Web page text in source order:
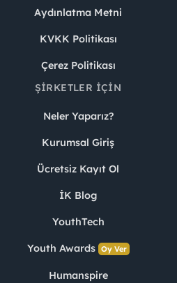
Aydınlatma Metni
KVKK Politikası
Çerez Politikası
ŞIRKETLER İÇIN
Neler Yaparız?
Kurumsal Giriş
Ücretsiz Kayıt Ol
İK Blog
YouthTech
Youth Awards Oy Ver
Humanspire